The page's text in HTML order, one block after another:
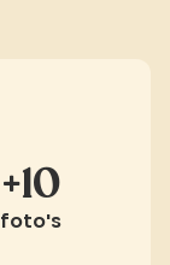
+10
foto's